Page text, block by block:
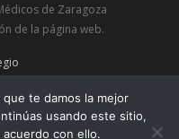
de Zaragoza
de la página web.
de Aragón, Rioja y
te damos la mejor
usando este sitio,
con ello.